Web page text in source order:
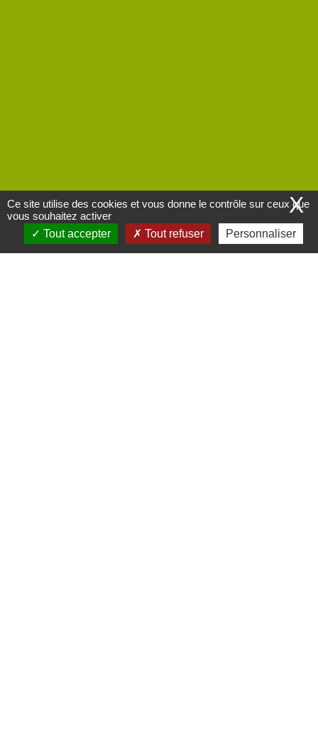
X
Ce site utilise des cookies et vous donne le contrôle sur ceux que
vous souhaitez activer
Tout accepter
Tout refuser Personnaliser